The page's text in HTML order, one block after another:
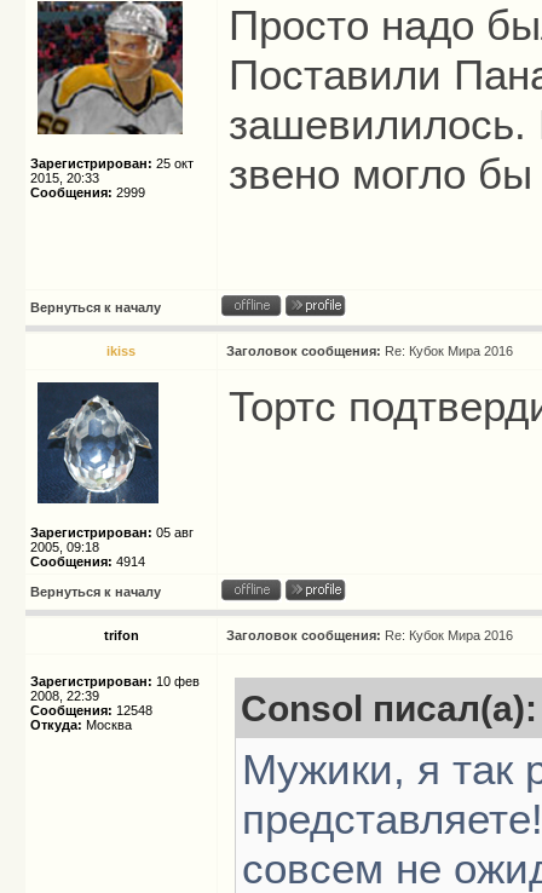
Зарегистрирован: 25 окт
2015, 20:33
Сообщения: 2999
Просто надо
Поставили
звено могло
Вернуться к началу
ikiss Заголовок сообщения: Re: Кубок Мира 2016
Зарегистрирован: 05 авг
2005, 09:18
Сообщения: 4914
Тортс
Вернуться к началу
trifon Заголовок сообщения: Re: Кубок Мира 2016
Зарегистрирован: 10 фев
2008, 22:39
Сообщения: 12548
Откуда: Москва Consol писал(а):
Мужики, я так
совсем не